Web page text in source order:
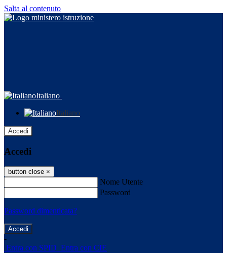
Salta al contenuto
Italiano
Italiano
Accedi
Accedi
button close ×
Nome Utente
Password
Password dimenticata?
-
Entra con SPID Entra con CIE